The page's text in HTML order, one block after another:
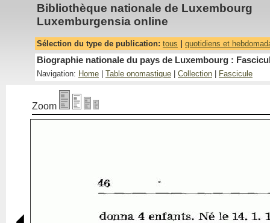
Bibliothèque nationale de Luxembourg
Luxemburgensia online
Sélection du type de publication: tous quotidiens et
Biographie nationale du pays de Luxembourg :
Navigation: Home Table onomastique Collection Fascicule
Zoom